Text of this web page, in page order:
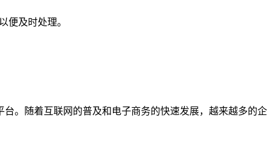
便及时处理。
。随着互联网的普及和电子商务的快速发展，越来越多的企